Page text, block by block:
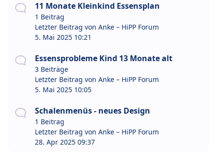
11 Monate Kleinkind Essensplan
1 Beitrag
Letzter Beitrag von Anke – HiPP Forum
5. Mai 2025 10:21
Essensprobleme Kind 13 Monate alt
3 Beiträge
Letzter Beitrag von Anke – HiPP Forum
5. Mai 2025 10:05
Schalenmenüs - neues Design
1 Beitrag
Letzter Beitrag von Anke – HiPP Forum
28. Apr 2025 09:37